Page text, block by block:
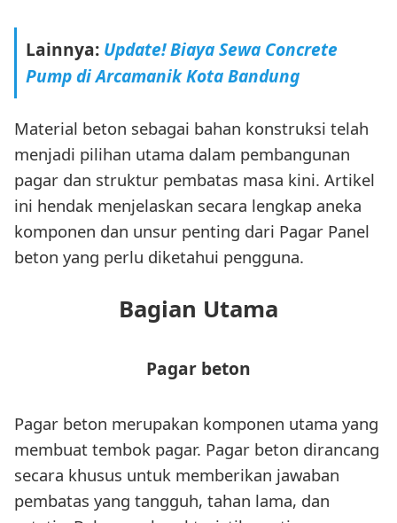
Lainnya: Update! Biaya Sewa Concrete
Pump di Arcamanik Kota Bandung
Material beton sebagai bahan konstruksi telah
menjadi pilihan utama dalam pembangunan
pagar dan struktur pembatas masa kini. Artikel
ini hendak menjelaskan secara lengkap aneka
komponen dan unsur penting dari Pagar Panel
beton yang perlu diketahui pengguna.
Bagian Utama
Pagar beton
Pagar beton merupakan komponen utama yang
membuat tembok pagar. Pagar beton dirancang
secara khusus untuk memberikan jawaban
pembatas yang tangguh, tahan lama, dan